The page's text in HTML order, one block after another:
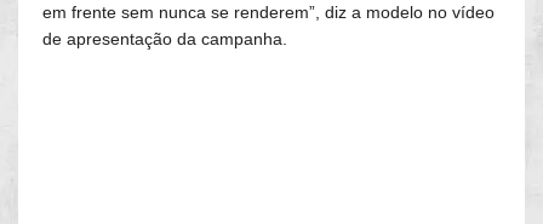
em frente sem nunca se renderem”, diz a modelo no vídeo
de apresentação da campanha.